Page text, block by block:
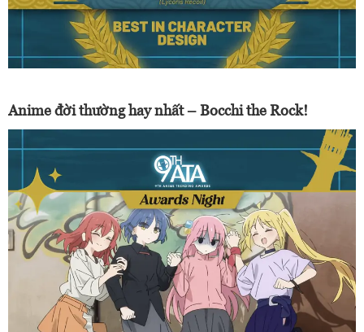
Anime đời thường hay nhất – Bocchi the Rock!